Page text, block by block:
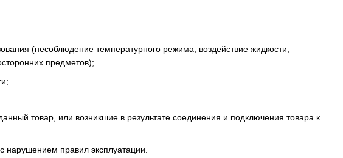
(несоблюдение температурного режима, воздействие жидкости,
предметов);
товар, или возникшие в результате соединения и подключения товара к
правил эксплуатации.